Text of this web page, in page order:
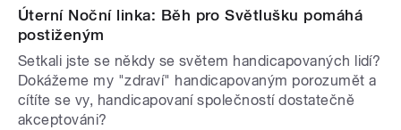
Úterní Noční linka: Běh pro Světlušku pomáhá
postiženým
Setkali jste se někdy se světem handicapovaných lidí?
Dokážeme my "zdraví" handicapovaným porozumět a
cítíte se vy, handicapovaní společností dostatečně
akceptováni?